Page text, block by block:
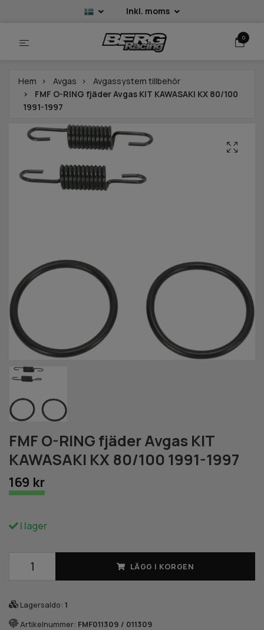
Inkl. moms
0
Hem Avgas
Avgassystem tillbehör
FMF O-RING fjäder Avgas KIT KAWASAKI KX 80/100
1991-1997
FMF O-RING fjäder Avgas KIT
KAWASAKI KX 80/100 1991-1997
169 kr
I lager
LÄGG I KORGEN
Lagersaldo: 1
Artikelnummer: FMF011309 / 011309